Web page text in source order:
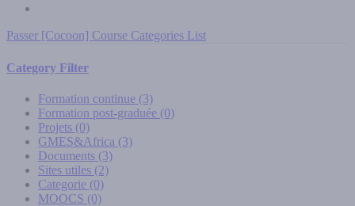
Passer [Cocoon] Course Categories List
Category Filter
Formation continue (3)
Formation post-graduée (0)
Projets (0)
GMES&Africa (3)
Documents (3)
Sites utiles (2)
Categorie (0)
MOOCS (0)